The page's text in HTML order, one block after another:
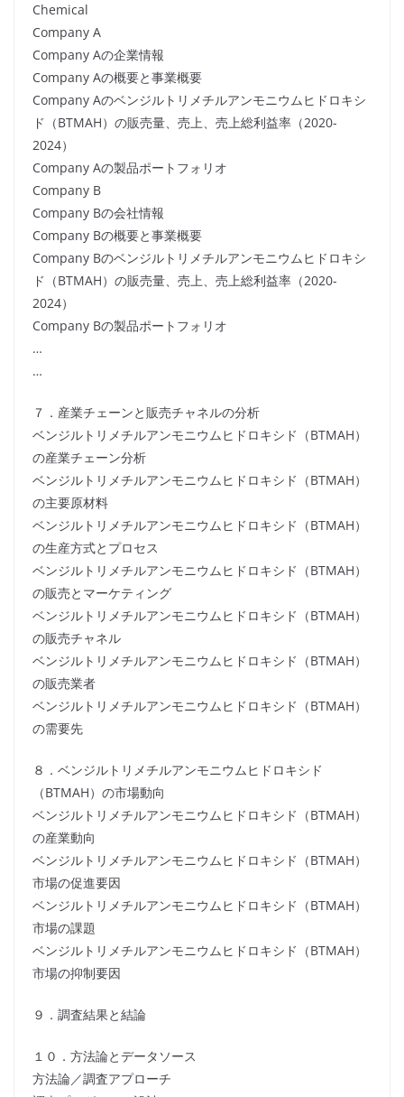
Chemical
Company A
Company Aの企業情報
Company Aの概要と事業概要
Company Aのベンジルトリメチルアンモニウムヒドロキシ
ド（BTMAH）の販売量、売上、売上総利益率（2020-
2024）
Company Aの製品ポートフォリオ
Company B
Company Bの会社情報
Company Bの概要と事業概要
Company Bのベンジルトリメチルアンモニウムヒドロキシ
ド（BTMAH）の販売量、売上、売上総利益率（2020-
2024）
Company Bの製品ポートフォリオ
…
…
７．産業チェーンと販売チャネルの分析
ベンジルトリメチルアンモニウムヒドロキシド（BTMAH）
の産業チェーン分析
ベンジルトリメチルアンモニウムヒドロキシド（BTMAH）
の主要原材料
ベンジルトリメチルアンモニウムヒドロキシド（BTMAH）
の生産方式とプロセス
ベンジルトリメチルアンモニウムヒドロキシド（BTMAH）
の販売とマーケティング
ベンジルトリメチルアンモニウムヒドロキシド（BTMAH）
の販売チャネル
ベンジルトリメチルアンモニウムヒドロキシド（BTMAH）
の販売業者
ベンジルトリメチルアンモニウムヒドロキシド（BTMAH）
の需要先
８．ベンジルトリメチルアンモニウムヒドロキシド
（BTMAH）の市場動向
ベンジルトリメチルアンモニウムヒドロキシド（BTMAH）
の産業動向
ベンジルトリメチルアンモニウムヒドロキシド（BTMAH）
市場の促進要因
ベンジルトリメチルアンモニウムヒドロキシド（BTMAH）
市場の課題
ベンジルトリメチルアンモニウムヒドロキシド（BTMAH）
市場の抑制要因
９．調査結果と結論
１０．方法論とデータソース
方法論／調査アプローチ